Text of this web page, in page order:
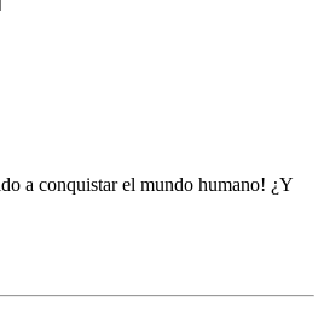
a conquistar el mundo humano! ¿Y